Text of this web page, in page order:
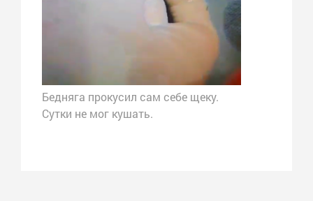
Бедняга прокусил сам себе щеку.
Сутки не мог кушать.